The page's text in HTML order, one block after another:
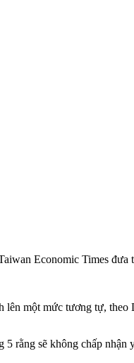
Economic Times đưa
một mức tương tự,
rằng sẽ không chấp